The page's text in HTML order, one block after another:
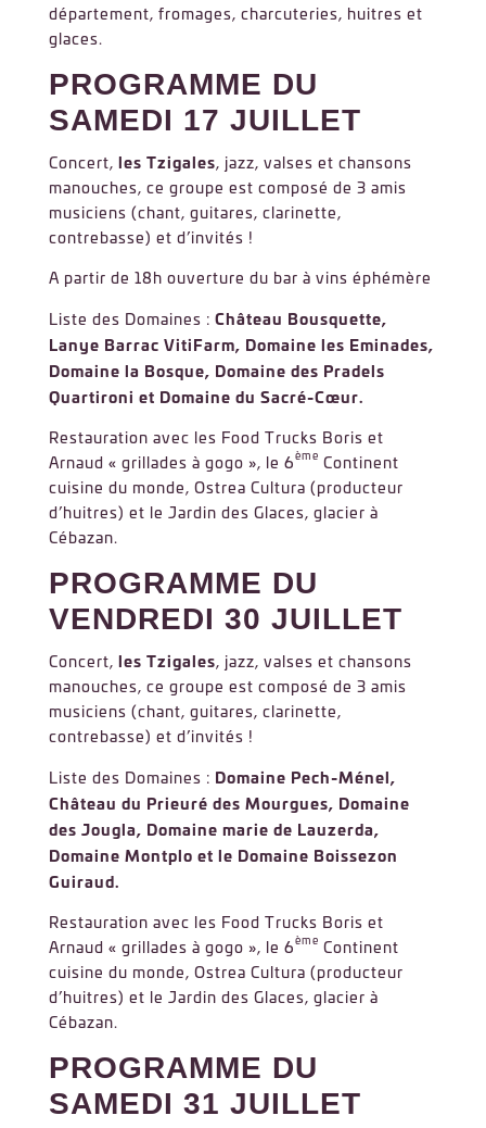
département, fromages, charcuteries, huitres et
glaces.
PROGRAMME DU
SAMEDI 17 JUILLET
Concert, les Tzigales, jazz, valses et chansons
manouches, ce groupe est composé de 3 amis
musiciens (chant, guitares, clarinette,
contrebasse) et d’invités !
A partir de 18h ouverture du bar à vins éphémère
Liste des Domaines : Château Bousquette,
Lanye Barrac VitiFarm, Domaine les Eminades,
Domaine la Bosque, Domaine des Pradels
Quartironi et Domaine du Sacré-Cœur.
Restauration avec les Food Trucks Boris et
Arnaud « grillades à gogo », le 6ème Continent
cuisine du monde, Ostrea Cultura (producteur
d’huitres) et le Jardin des Glaces, glacier à
Cébazan.
PROGRAMME DU
VENDREDI 30 JUILLET
Concert, les Tzigales, jazz, valses et chansons
manouches, ce groupe est composé de 3 amis
musiciens (chant, guitares, clarinette,
contrebasse) et d’invités !
Liste des Domaines : Domaine Pech-Ménel,
Château du Prieuré des Mourgues, Domaine
des Jougla, Domaine marie de Lauzerda,
Domaine Montplo et le Domaine Boissezon
Guiraud.
Restauration avec les Food Trucks Boris et
Arnaud « grillades à gogo », le 6ème Continent
cuisine du monde, Ostrea Cultura (producteur
d’huitres) et le Jardin des Glaces, glacier à
Cébazan.
PROGRAMME DU
SAMEDI 31 JUILLET